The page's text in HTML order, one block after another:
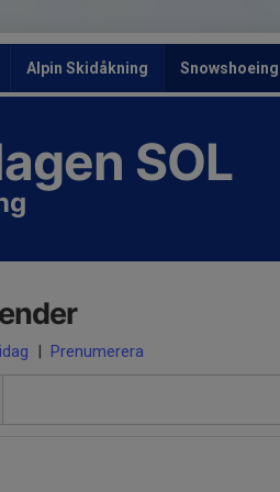
Alpin Skidåkning Snowshoeing
SOL
| Prenumerera